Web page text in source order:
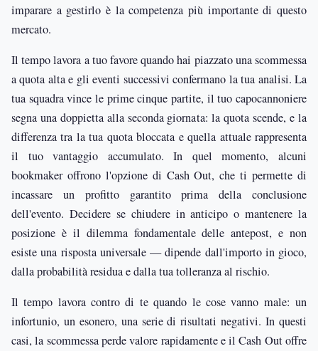
imparare a gestirlo è la competenza più importante di questo
mercato.
Il tempo lavora a tuo favore quando hai piazzato una scommessa
a quota alta e gli eventi successivi confermano la tua analisi. La
tua squadra vince le prime cinque partite, il tuo capocannoniere
segna una doppietta alla seconda giornata: la quota scende, e la
differenza tra la tua quota bloccata e quella attuale rappresenta
il tuo vantaggio accumulato. In quel momento, alcuni
bookmaker offrono l'opzione di Cash Out, che ti permette di
incassare un profitto garantito prima della conclusione
dell'evento. Decidere se chiudere in anticipo o mantenere la
posizione è il dilemma fondamentale delle antepost, e non
esiste una risposta universale — dipende dall'importo in gioco,
dalla probabilità residua e dalla tua tolleranza al rischio.
Il tempo lavora contro di te quando le cose vanno male: un
infortunio, un esonero, una serie di risultati negativi. In questi
casi, la scommessa perde valore rapidamente e il Cash Out offre